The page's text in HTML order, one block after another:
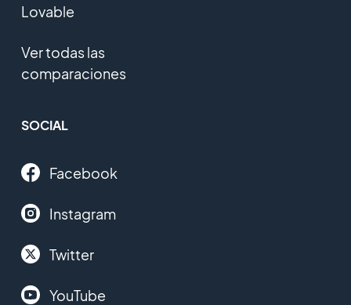
Lovable
Ver todas las
comparaciones
SOCIAL
Facebook
Instagram
Twitter
YouTube